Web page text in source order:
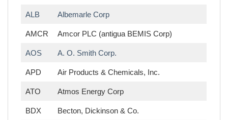
ALB Albemarle Corp
AMCR Amcor PLC (antigua BEMIS Corp)
AOS A. O. Smith Corp.
APD Air Products & Chemicals, Inc.
ATO Atmos Energy Corp
BDX Becton, Dickinson & Co.